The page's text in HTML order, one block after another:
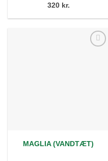
320 kr.
MAGLIA (VANDTÆT)